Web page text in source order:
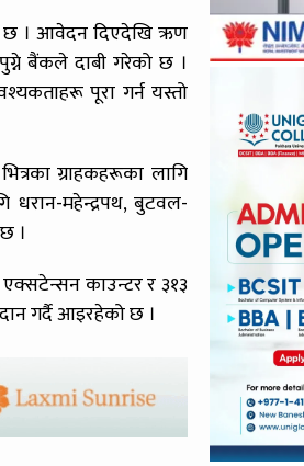
छ । आवेदन दिएदेखि ऋण
बैंकले दाबी गरेको छ ।
पूरा गर्न यस्तो
ग्राहकहरूका लागि
धरान-महेन्द्रपथ, बुटवल-
।
काउन्टर र ३१३
गर्दै आइरहेको छ ।